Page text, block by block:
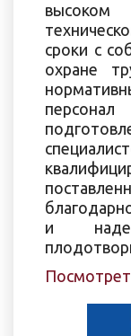
сроки с
охране
и